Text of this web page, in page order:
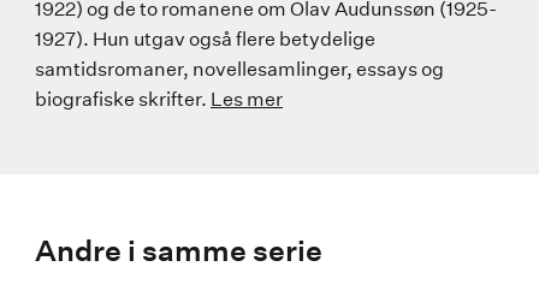
1922) og de to romanene om Olav Audunssøn (1925-
1927). Hun utgav også flere betydelige
samtidsromaner, novellesamlinger, essays og
biografiske skrifter. Les mer
Andre i samme serie